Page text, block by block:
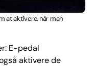
at aktivere, når man
E-pedal
aktivere de